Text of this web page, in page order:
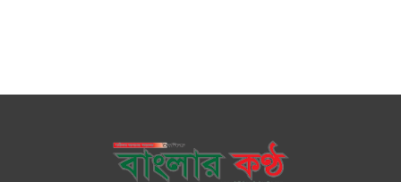
ভোলায় ১১ দলীয় জোটের বিক্ষোভ
সমাবেশ ও গণমিছিল